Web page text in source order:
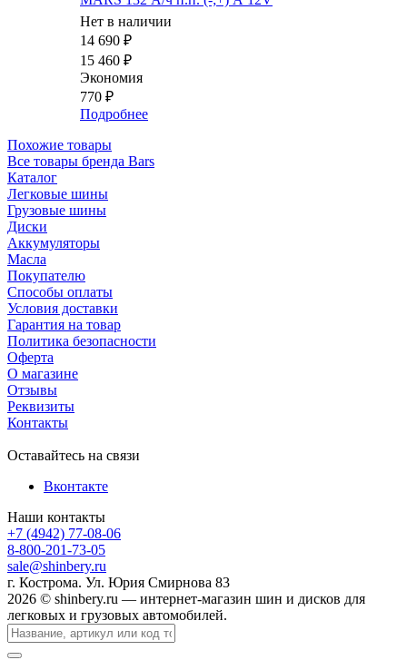
Нет в наличии
14 690 ₽
15 460 ₽
Экономия
770 ₽
Подробнее
Похожие товары
Все товары бренда Bars
Каталог
Легковые шины
Грузовые шины
Диски
Аккумуляторы
Масла
Покупателю
Способы оплаты
Условия доставки
Гарантия на товар
Политика безопасности
Оферта
О магазине
Отзывы
Реквизиты
Контакты
Оставайтесь на связи
Вконтакте
Наши контакты
+7 (4942) 77-08-06
8-800-201-73-05
sale@shinbery.ru
г. Кострома. Ул. Юрия Смирнова 83
2026 © shinbery.ru — интернет-магазин шин и дисков для
легковых и грузовых автомобилей.